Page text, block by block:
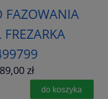
FAZOWANIA
zł
do koszyka